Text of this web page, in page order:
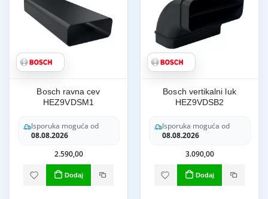
Bosch ravna cev
HEZ9VDSM1
Isporuka moguća od
08.08.2026
2.590,00
Dodaj
Bosch vertikalni luk
HEZ9VDSB2
Isporuka moguća od
08.08.2026
3.090,00
Dodaj